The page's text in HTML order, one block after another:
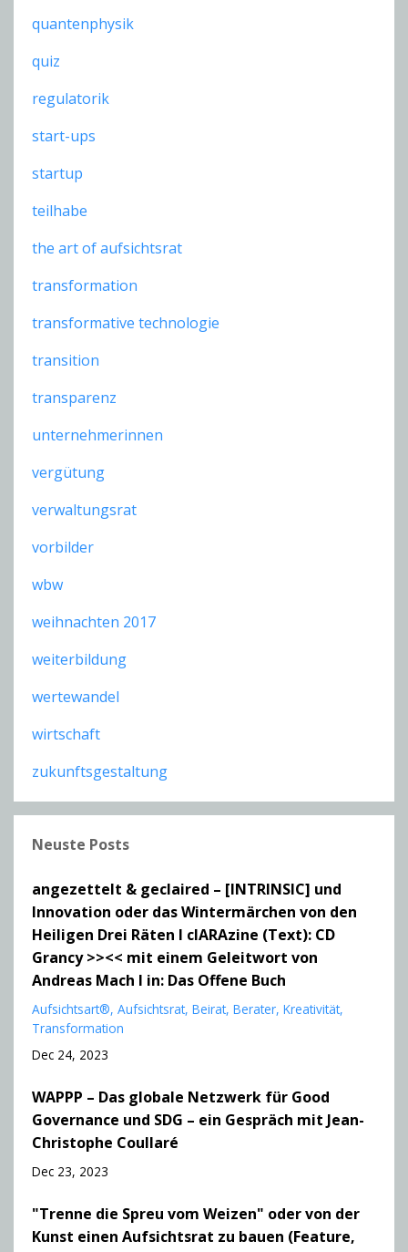
quantenphysik
quiz
regulatorik
start-ups
startup
teilhabe
the art of aufsichtsrat
transformation
transformative technologie
transition
transparenz
unternehmerinnen
vergütung
verwaltungsrat
vorbilder
wbw
weihnachten 2017
weiterbildung
wertewandel
wirtschaft
zukunftsgestaltung
Neuste Posts
angezettelt & geclaired – [INTRINSIC] und
Innovation oder das Wintermärchen von den
Heiligen Drei Räten I clARAzine (Text): CD
Grancy >><< mit einem Geleitwort von
Andreas Mach I in: Das Offene Buch
Aufsichtsart® Aufsichtsrat Beirat Berater Kreativität
Transformation
Dec 24, 2023
WAPPP – Das globale Netzwerk für Good
Governance und SDG – ein Gespräch mit Jean-
Christophe Coullaré
Dec 23, 2023
"Trenne die Spreu vom Weizen" oder von der
Kunst einen Aufsichtsrat zu bauen (Feature,